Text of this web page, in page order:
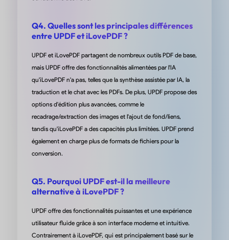
Le meilleur éditeur de PDF
« UPDF est un bijou. Il est même meilleur qu'ABBYY FineReader
pour obtenir des résultats OCR. UPDF rend le PDF scanné tout
comme un fichier PDF normal sans perdre toutes les
d'arrière-plan. La conversion PDF est également la meilleure.
convertir un tableau de données scanné en Excel en quelques
avant qu'il ne disparaisse. »
Édition et organisation rapides des
et fichiers
Q4. Quelles sont les principales différences
entre UPDF et iLovePDF ?
UPDF et iLovePDF partagent de nombreux outils PDF de base,
mais UPDF offre des fonctionnalités alimentées par l'IA
qu'iLovePDF n'a pas, telles que la synthèse assistée par IA, la
traduction et le chat avec les PDFs. De plus, UPDF propose des
options d'édition plus avancées, comme le
recadrage/extraction des images et l'ajout de fond/liens,
tandis qu'iLovePDF a des capacités plus limitées. UPDF prend
également en charge plus de formats de fichiers pour la
conversion.
Q5. Pourquoi UPDF est-il la meilleure
alternative à iLovePDF ?
UPDF offre des fonctionnalités puissantes et une expérience
utilisateur fluide grâce à son interface moderne et intuitive.
Contrairement à iLovePDF, qui est principalement basé sur le